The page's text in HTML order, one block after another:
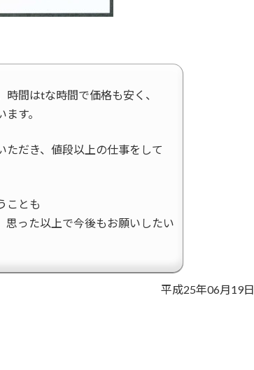
間はtな時間で価格も安く、
す。
ただき、値段以上の仕事をして
ことも
思った以上で今後もお願いしたい
平成25年06月19日